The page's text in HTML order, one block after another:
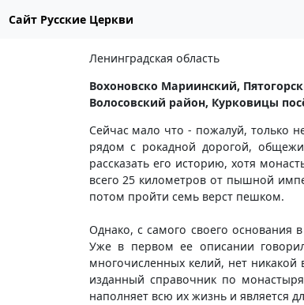
Сайт Русские Церкви
Ленинградская область
Вохоновско Мариинский,
Волосовский район, Курковицы
Сейчас мало что - пожалуй, только
рядом с рокадной дорогой,
рассказать его историю, хотя
всего 25 километров от пышной
потом пройти семь верст пешком.
Однако, с самого своего основания
Уже в первом ее описании
многочисленных келий, нет
изданный справочник по
наполняет всю их жизнь и является